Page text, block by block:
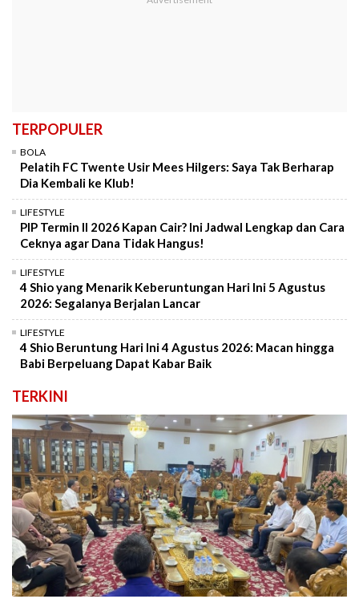
TERPOPULER
BOLA
Pelatih FC Twente Usir Mees Hilgers: Saya Tak Berharap
Dia Kembali ke Klub!
LIFESTYLE
PIP Termin II 2026 Kapan Cair? Ini Jadwal Lengkap dan Cara
Ceknya agar Dana Tidak Hangus!
LIFESTYLE
4 Shio yang Menarik Keberuntungan Hari Ini 5 Agustus
2026: Segalanya Berjalan Lancar
LIFESTYLE
4 Shio Beruntung Hari Ini 4 Agustus 2026: Macan hingga
Babi Berpeluang Dapat Kabar Baik
TERKINI